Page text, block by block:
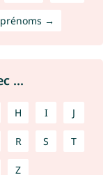
→
...
H I J
R S T
Z